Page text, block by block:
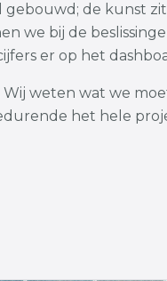
gebouwd; de kunst
we bij de
er op het
weten wat we
het hele